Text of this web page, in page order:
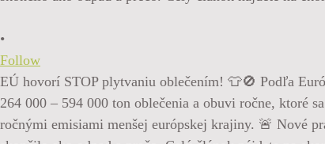
•
Follow
EÚ hovorí STOP plytvaniu oblečením! 👕🚫 Podľa
264 000 – 594 000 ton oblečenia a obuvi ročne, ktoré
ročnými emisiami menšej európskej krajiny. 🚨 Nové